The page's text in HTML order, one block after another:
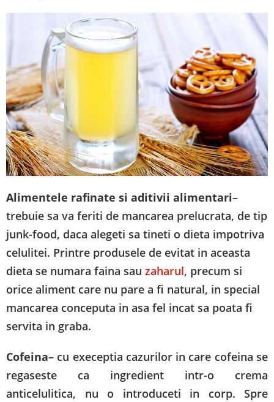
Alimentele rafinate si aditivii alimentari–
trebuie sa va feriti de mancarea prelucrata, de tip
junk-food, daca alegeti sa tineti o dieta impotriva
celulitei. Printre produsele de evitat in aceasta
dieta se numara faina sau zaharul, precum si
orice aliment care nu pare a fi natural, in special
mancarea conceputa in asa fel incat sa poata fi
servita in graba.
Cofeina– cu execeptia cazurilor in care cofeina se
regaseste ca ingredient intr-o crema
anticelulitica, nu o introduceti in corp. Spre